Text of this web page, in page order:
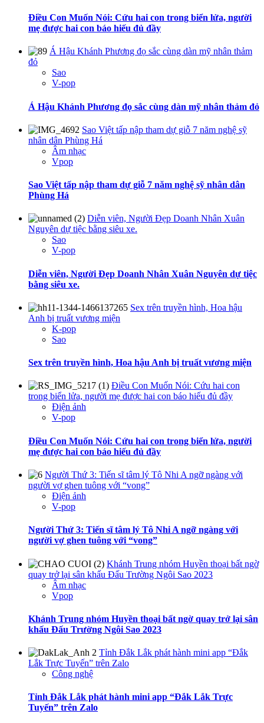
Điều Con Muốn Nói: Cứu hai con trong biển lửa, người
mẹ được hai con báo hiếu đủ đầy
Á Hậu Khánh Phương đọ sắc cùng dàn mỹ nhân thảm
đỏ
Sao
V-pop
Á Hậu Khánh Phương đọ sắc cùng dàn mỹ nhân thảm đỏ
Sao Việt tấp nập tham dự giỗ 7 năm nghệ sỹ
nhân dân Phùng Há
Âm nhạc
Vpop
Sao Việt tấp nập tham dự giỗ 7 năm nghệ sỹ nhân dân
Phùng Há
Diễn viên, Người Đẹp Doanh Nhân Xuân
Nguyên dự tiệc bằng siêu xe.
Sao
V-pop
Diễn viên, Người Đẹp Doanh Nhân Xuân Nguyên dự tiệc
bằng siêu xe.
Sex trên truyền hình, Hoa hậu
Anh bị truất vương miện
K-pop
Sao
Sex trên truyền hình, Hoa hậu Anh bị truất vương miện
Điều Con Muốn Nói: Cứu hai con
trong biển lửa, người mẹ được hai con báo hiếu đủ đầy
Điện ảnh
V-pop
Điều Con Muốn Nói: Cứu hai con trong biển lửa, người
mẹ được hai con báo hiếu đủ đầy
Người Thứ 3: Tiến sĩ tâm lý Tô Nhi A ngỡ ngàng với
người vợ ghen tuông với “vong”
Điện ảnh
V-pop
Người Thứ 3: Tiến sĩ tâm lý Tô Nhi A ngỡ ngàng với
người vợ ghen tuông với “vong”
Khánh Trung nhóm Huyền thoại bất ngờ
quay trở lại sân khấu Đấu Trường Ngôi Sao 2023
Âm nhạc
Vpop
Khánh Trung nhóm Huyền thoại bất ngờ quay trở lại sân
khấu Đấu Trường Ngôi Sao 2023
Tỉnh Đắk Lắk phát hành mini app “Đắk
Lắk Trực Tuyến” trên Zalo
Công nghệ
Tỉnh Đắk Lắk phát hành mini app “Đắk Lắk Trực
Tuyến” trên Zalo